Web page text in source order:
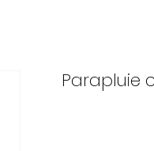
Parapluie